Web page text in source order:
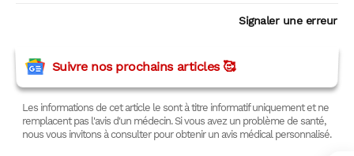
Signaler une erreur
Suivre nos prochains articles 🥰
Les informations de cet article le sont à titre informatif uniquement et ne
remplacent pas l'avis d'un médecin. Si vous avez un problème de santé,
nous vous invitons à consulter pour obtenir un avis médical personnalisé.